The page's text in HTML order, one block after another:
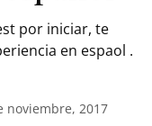
por iniciar, te
en espaol .
noviembre, 2017